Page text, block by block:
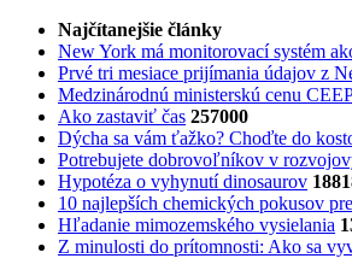
Najčítanejšie články
New York má monitorovací systém
Prvé tri mesiace prijímania údajov z
Medzinárodnú ministerskú cenu
Ako zastaviť čas 257000
Dýcha sa vám ťažko? Choďte do
Potrebujet​e dobrovoľníkov v
Hypotéza o vyhynutí dinosaurov
10 najlepších chemických pokusov
Hľadanie mimozemského vysielania
Z minulosti do prítomnosti: Ako sa